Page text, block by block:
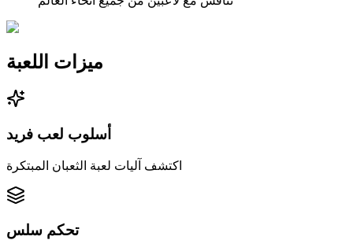
ميزات اللعبة
أسلوب لعب فريد
اكتشف آليات لعبة الثعبان المبتكرة
تحكم سلس